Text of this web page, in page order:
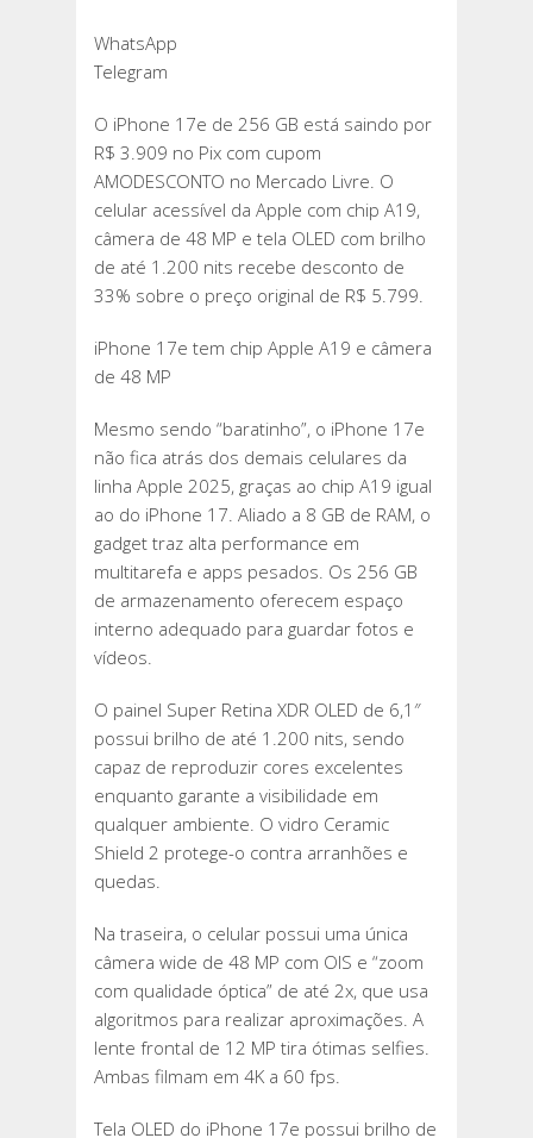
WhatsApp
Telegram
O iPhone 17e de 256 GB está saindo por
R$ 3.909 no Pix com cupom
AMODESCONTO no Mercado Livre. O
celular acessível da Apple com chip A19,
câmera de 48 MP e tela OLED com brilho
de até 1.200 nits recebe desconto de
33% sobre o preço original de R$ 5.799.
iPhone 17e tem chip Apple A19 e câmera
de 48 MP
Mesmo sendo “baratinho”, o iPhone 17e
não fica atrás dos demais celulares da
linha Apple 2025, graças ao chip A19 igual
ao do iPhone 17. Aliado a 8 GB de RAM, o
gadget traz alta performance em
multitarefa e apps pesados. Os 256 GB
de armazenamento oferecem espaço
interno adequado para guardar fotos e
vídeos.
O painel Super Retina XDR OLED de 6,1″
possui brilho de até 1.200 nits, sendo
capaz de reproduzir cores excelentes
enquanto garante a visibilidade em
qualquer ambiente. O vidro Ceramic
Shield 2 protege-o contra arranhões e
quedas.
Na traseira, o celular possui uma única
câmera wide de 48 MP com OIS e “zoom
com qualidade óptica” de até 2x, que usa
algoritmos para realizar aproximações. A
lente frontal de 12 MP tira ótimas selfies.
Ambas filmam em 4K a 60 fps.
Tela OLED do iPhone 17e possui brilho de